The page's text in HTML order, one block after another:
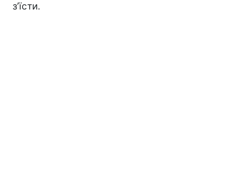
з’їсти.